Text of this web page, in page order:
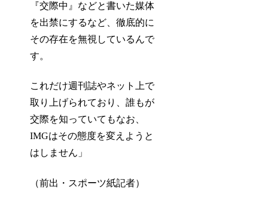
『交際中』などと書いた媒体
を出禁にするなど、徹底的に
その存在を無視しているんで
す。
これだけ週刊誌やネット上で
取り上げられており、誰もが
交際を知っていてもなお、
IMGはその態度を変えようと
はしません」
（前出・スポーツ紙記者）